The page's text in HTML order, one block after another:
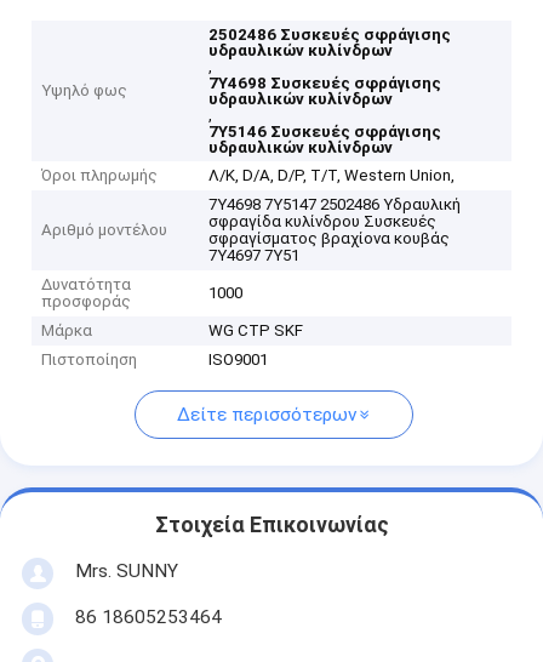
Υψηλό φως
2502486 Συσκευές σφράγισης
υδραυλικών κυλίνδρων
,
7Y4698 Συσκευές σφράγισης
υδραυλικών κυλίνδρων
,
7Y5146 Συσκευές σφράγισης
υδραυλικών κυλίνδρων
Όροι πληρωμής
Λ/Κ, D/A, D/P, T/T, Western Union,
Αριθμό μοντέλου
7Y4698 7Y5147 2502486 Υδραυλική
σφραγίδα κυλίνδρου Συσκευές
σφραγίσματος βραχίονα κουβάς
7Y4697 7Y51
Δυνατότητα
προσφοράς
1000
Μάρκα
WG CTP SKF
Πιστοποίηση
ISO9001
Δείτε περισσότερων
Στοιχεία Επικοινωνίας
Mrs. SUNNY
86 18605253464